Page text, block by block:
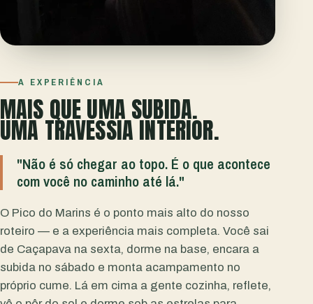
A EXPERIÊNCIA
MAIS QUE UMA SUBIDA.
UMA TRAVESSIA INTERIOR.
"Não é só chegar ao topo. É o que acontece
com você no caminho até lá."
O Pico do Marins é o ponto mais alto do nosso
roteiro — e a experiência mais completa. Você sai
de Caçapava na sexta, dorme na base, encara a
subida no sábado e monta acampamento no
próprio cume. Lá em cima a gente cozinha, reflete,